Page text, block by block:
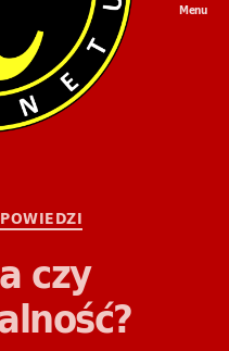
Menu
czy